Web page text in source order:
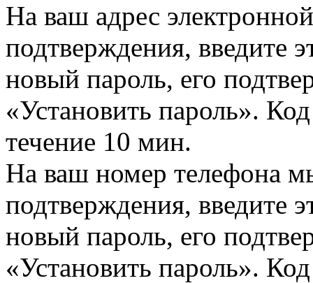
На ваш адрес
подтверждения, введите
новый пароль, его
«Установить пароль».
течение 10 мин.
На ваш номер телефона
подтверждения, введите
новый пароль, его
«Установить пароль».